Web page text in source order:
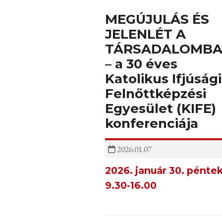
MEGÚJULÁS ÉS
JELENLÉT A
– a 30 éves
Katolikus
Felnőttképzési
Egyesület (KIFE)
konferenciája
2026.01.07
2026. január 30.
9.30-16.00